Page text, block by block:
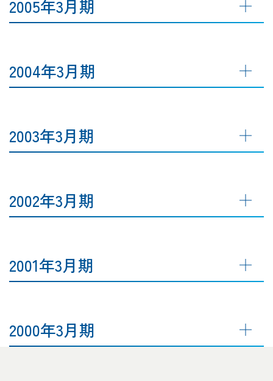
2005年3月期
2004年3月期
2003年3月期
2002年3月期
2001年3月期
2000年3月期